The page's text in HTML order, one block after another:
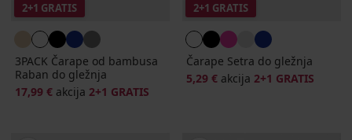
2+1 GRATIS
3PACK Čarape od bambusa
Raban do gležnja
17,99 € akcija 2+1 GRATIS
2+1 GRATIS
Čarape Setra do gležnja
5,29 € akcija 2+1 GRATIS